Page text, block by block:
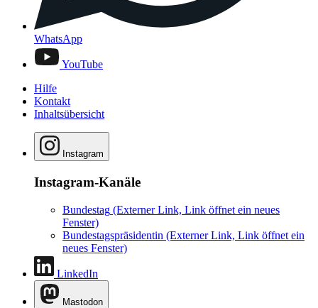
WhatsApp
YouTube
Hilfe
Kontakt
Inhaltsübersicht
Instagram
Instagram-Kanäle
Bundestag (Externer Link, Link öffnet ein neues
Fenster)
Bundestagspräsidentin (Externer Link, Link öffnet ein
neues Fenster)
LinkedIn
Mastodon